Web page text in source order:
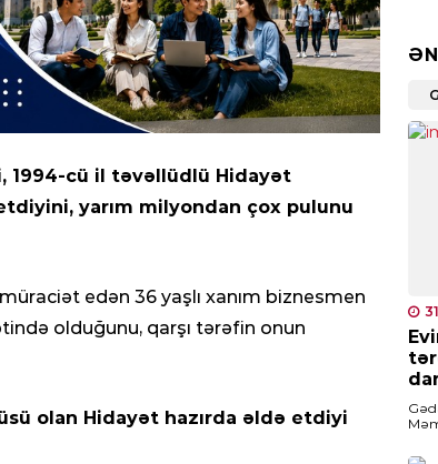
1994-cü il təvəllüdlü Hidayət
yarım milyondan çox pulunu
edən 36 yaşlı xanım biznesmen
olduğunu, qarşı tərəfin onun
olan Hidayət hazırda əldə etdiyi